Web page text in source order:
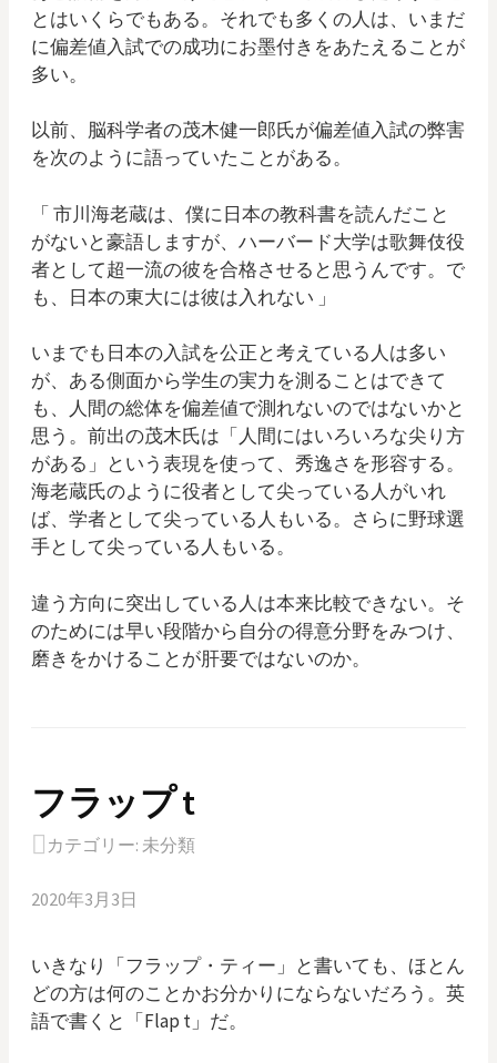
とはいくらでもある。それでも多くの人は、いまだ
に偏差値入試での成功にお墨付きをあたえることが
多い。
以前、脳科学者の茂木健一郎氏が偏差値入試の弊害
を次のように語っていたことがある。
「 市川海老蔵は、僕に日本の教科書を読んだこと
がないと豪語しますが、ハーバード大学は歌舞伎役
者として超一流の彼を合格させると思うんです。で
も、日本の東大には彼は入れない 」
いまでも日本の入試を公正と考えている人は多い
が、ある側面から学生の実力を測ることはできて
も、人間の総体を偏差値で測れないのではないかと
思う。前出の茂木氏は「人間にはいろいろな尖り方
がある」という表現を使って、秀逸さを形容する。
海老蔵氏のように役者として尖っている人がいれ
ば、学者として尖っている人もいる。さらに野球選
手として尖っている人もいる。
違う方向に突出している人は本来比較できない。そ
のためには早い段階から自分の得意分野をみつけ、
磨きをかけることが肝要ではないのか。
フラップ t
カテゴリー: 未分類
2020年3月3日
いきなり「フラップ・ティー」と書いても、ほとん
どの方は何のことかお分かりにならないだろう。英
語で書くと「Flap t」だ。